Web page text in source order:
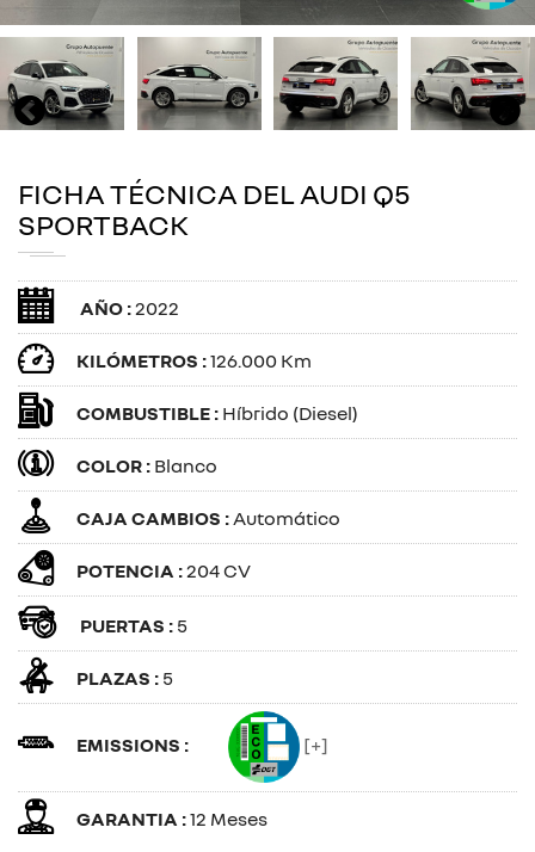
FICHA TÉCNICA DEL AUDI Q5
SPORTBACK
AÑO :2022
KILÓMETROS :126.000 Km
COMBUSTIBLE : Híbrido (Diesel)
COLOR : Blanco
CAJA CAMBIOS :Automático
POTENCIA :204 CV
PUERTAS : 5
PLAZAS : 5
EMISSIONS : [+]
GARANTIA :12 Meses